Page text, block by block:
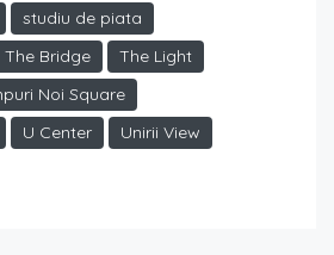
studiu de piata
The Bridge
The Light
Noi Square
U Center
Unirii View